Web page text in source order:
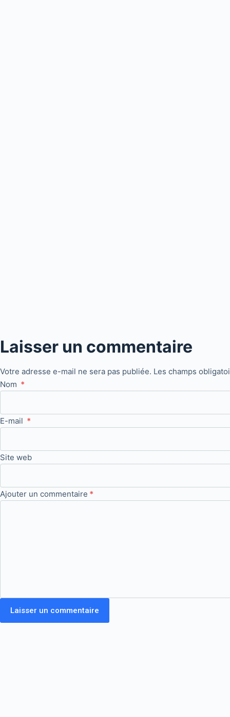
Laisser un commentaire
Votre adresse e-mail ne sera pas publiée. Les champs
Nom *
E-mail *
Site web
Ajouter un commentaire *
Laisser un commentaire